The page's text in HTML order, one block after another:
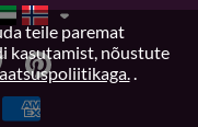
teile paremat
kasutamist, nõustute
.